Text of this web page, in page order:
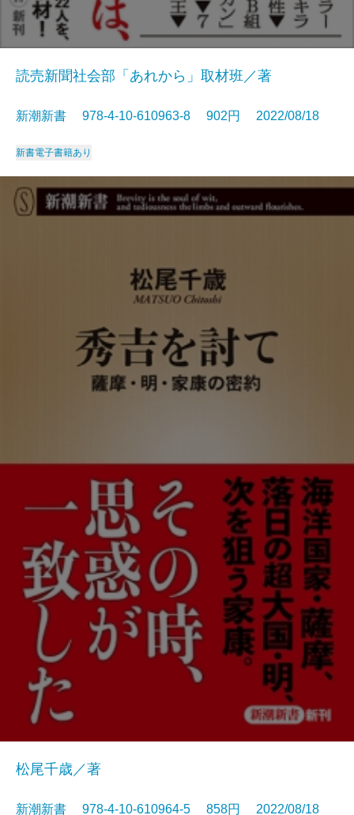
読売新聞社会部「あれから」取材班／著
新潮新書 978-4-10-610963-8 902円 2022/08/18
新書電子書籍あり
松尾千歳／著
新潮新書 978-4-10-610964-5 858円 2022/08/18